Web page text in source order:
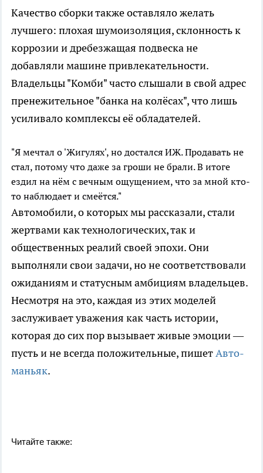
Качество сборки также оставляло желать
лучшего: плохая шумоизоляция, склонность к
коррозии и дребезжащая подвеска не
добавляли машине привлекательности.
Владельцы "Комби" часто слышали в свой адрес
пренежительное"банка на колёсах", что лишь
усиливало комплексы её обладателей.
"Я мечтал о 'Жигулях', но достался ИЖ. Продавать не
стал, потому что даже за гроши не брали. В итоге
ездил на нём с вечным ощущением, что за мной кто-
то наблюдает и смеётся."
Автомобили, о которых мы рассказали, стали
жертвами как технологических, так и
общественных реалий своей эпохи. Они
выполняли свои задачи, но не соответствовали
ожиданиям и статусным амбициям владельцев.
Несмотря на это, каждая из этих моделей
заслуживает уважения как часть истории,
которая до сих пор вызывает живые эмоции —
пусть и не всегда положительные, пишетАвто-
маньяк.
Читайте также: